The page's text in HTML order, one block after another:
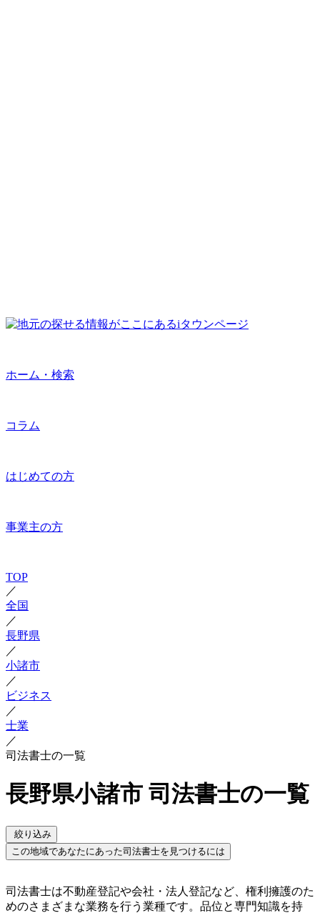
ホーム・検索
コラム
はじめての方
事業主の方
TOP
／
全国
／
長野県
／
小諸市
／
ビジネス
／
士業
／
司法書士の一覧
長野県小諸市 司法書士の一覧
絞り込み
この地域であなたにあった司法書士を見つけるには
司法書士は不動産登記や会社・法人登記など、権利擁護のた
めのさまざまな業務を行う業種です。品位と専門知識を持